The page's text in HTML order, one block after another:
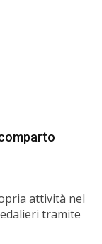
attività nel
tramite